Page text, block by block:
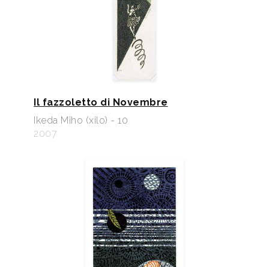
Il fazzoletto di Novembre
Ikeda Miho (xilo) - 10
2007